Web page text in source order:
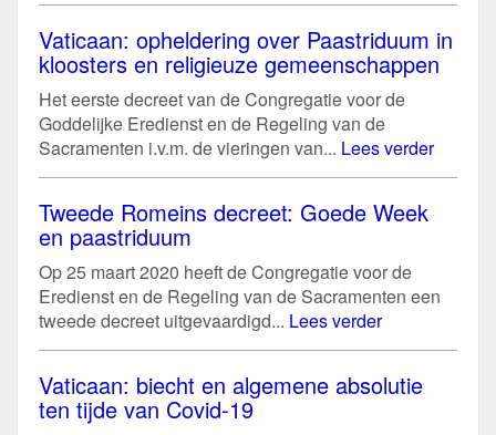
Vaticaan: opheldering over Paastriduum in
kloosters en religieuze gemeenschappen
Het eerste decreet van de Congregatie voor de
Goddelijke Eredienst en de Regeling van de
Sacramenten i.v.m. de vieringen van... Lees verder
Tweede Romeins decreet: Goede Week
en paastriduum
Op 25 maart 2020 heeft de Congregatie voor de
Eredienst en de Regeling van de Sacramenten een
tweede decreet uitgevaardigd... Lees verder
Vaticaan: biecht en algemene absolutie
ten tijde van Covid-19